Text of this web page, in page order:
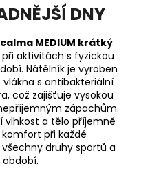
DNY
MEDIUM krátký
aktivitách s fyzickou
Nátělník je vyroben
vlákna s antibakteriální
což zajišťuje vysokou
zápachům.
vlhkost a tělo příjemně
při každé
druhy sportů a